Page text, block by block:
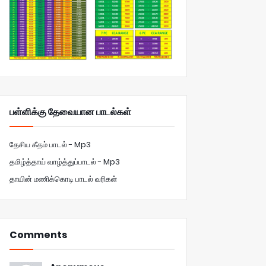
பள்ளிக்கு தேவையான பாடல்கள்
தேசிய கீதம் பாடல் - Mp3
தமிழ்த்தாய் வாழ்த்துப்பாடல் - Mp3
தாயின் மணிக்கொடி பாடல் வரிகள்
Comments